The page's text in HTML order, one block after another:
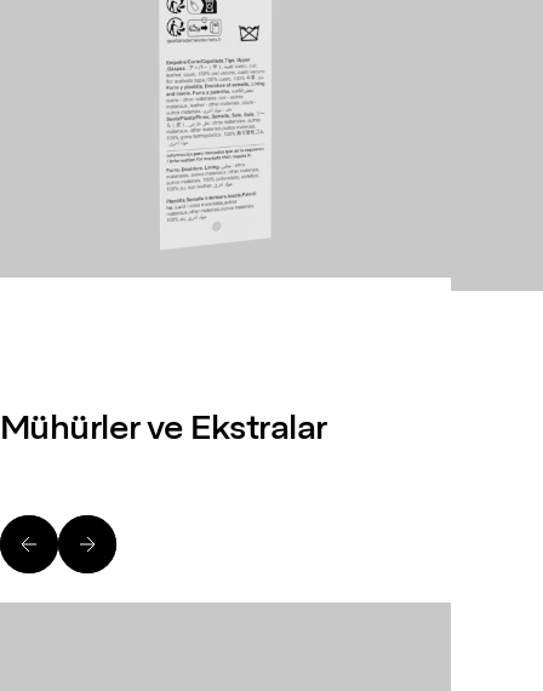
Mühürler ve Ekstralar